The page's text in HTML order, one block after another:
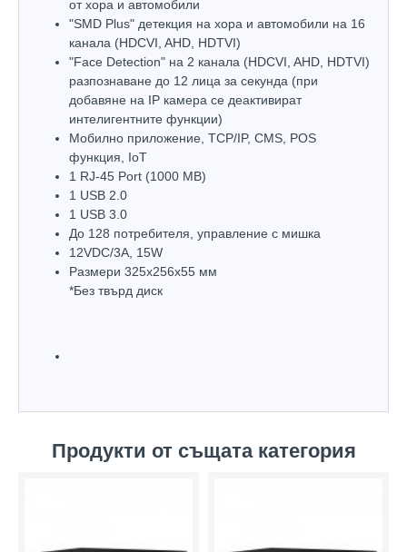
от хора и автомобили
"SMD Plus" детекция на хора и автомобили на 16
канала (HDCVI, AHD, HDTVI)
"Face Detection" на 2 канала (HDCVI, AHD, HDTVI)
разпознаване до 12 лица за секунда (при
добавяне на IP камера се деактивират
интелигентните функции)
Мобилно приложение, TCP/IP, CMS, POS
функция, IoT
1 RJ-45 Port (1000 MB)
1 USB 2.0
1 USB 3.0
До 128 потребителя, управление с мишка
12VDC/3A, 15W
Размери 325x256х55 мм
*Без твърд диск
Продукти от същата категория